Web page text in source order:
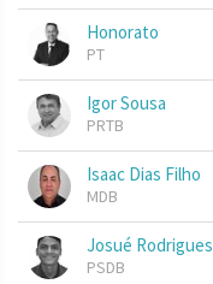
Honorato
PT
Igor Sousa
PRTB
Isaac Dias Filho
MDB
Josué Rodrigues
PSDB